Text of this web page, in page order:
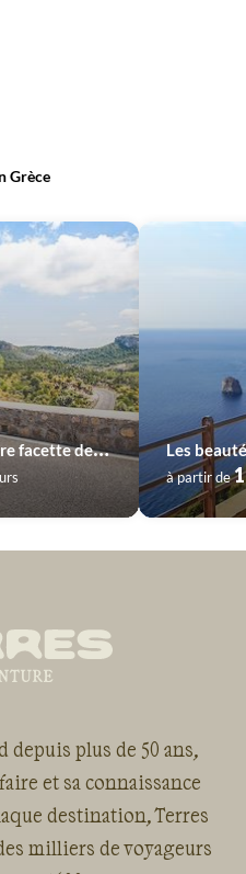
Grèce
M
ajorque à vélo, une autre facette de l'île
à partir de
depuis plus de 50 ans,
et sa connaissance
destination, Terres
milliers de voyageurs